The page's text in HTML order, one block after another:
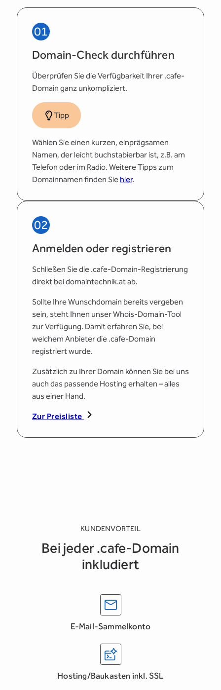
01
Domain-Check durchführen
Überprüfen Sie die Verfügbarkeit Ihrer .cafe-
Domain ganz unkompliziert.
Tipp
Wählen Sie einen kurzen, einprägsamen
Namen, der leicht buchstabierbar ist, z.B. am
Telefon oder im Radio. Weitere Tipps zum
Domainnamen finden Sie hier.
02
Anmelden oder registrieren
Schließen Sie die .cafe-Domain-Registrierung
direkt bei domaintechnik.at ab.
Sollte Ihre Wunschdomain bereits vergeben
sein, steht Ihnen unser Whois-Domain-Tool
zur Verfügung. Damit erfahren Sie, bei
welchem Anbieter die .cafe-Domain
registriert wurde.
Zusätzlich zu Ihrer Domain können Sie bei uns
auch das passende Hosting erhalten – alles
aus einer Hand.
Zur Preisliste
KUNDENVORTEIL
Bei jeder .cafe-Domain
inkludiert
E-Mail-Sammelkonto
Hosting/Baukasten inkl. SSL